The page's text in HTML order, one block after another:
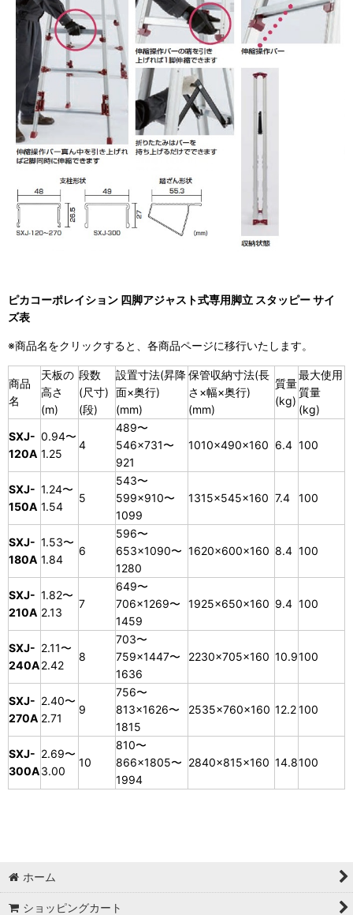
ピカコーポレイション 四脚アジャスト式専用脚立 スタッピー サイ
ズ表
※商品名をクリックすると、各商品ページに移行いたします。
商品
名
天板の
高さ
(m)
段数
(尺寸)
(段)
設置寸法(昇降
面×奥行)
(mm)
保管収納寸法(長
さ×幅×奥行)
(mm)
質量
(kg)
最大使用
質量
(kg)
SXJ-
120A
0.94〜
1.25
4
489〜
546×731〜
921
1010×490×160 6.4 100
SXJ-
150A
1.24〜
1.54
5
543〜
599×910〜
1099
1315×545×160 7.4 100
SXJ-
180A
1.53〜
1.84
6
596〜
653×1090〜
1280
1620×600×160 8.4 100
SXJ-
210A
1.82〜
2.13
7
649〜
706×1269〜
1459
1925×650×160 9.4 100
SXJ-
240A
2.11〜
2.42
8
703〜
759×1447〜
1636
2230×705×160 10.9100
SXJ-
270A
2.40〜
2.71
9
756〜
813×1626〜
1815
2535×760×160 12.2100
SXJ-
300A
2.69〜
3.00
10
810〜
866×1805〜
1994
2840×815×160 14.8100
ホーム
ショッピングカート